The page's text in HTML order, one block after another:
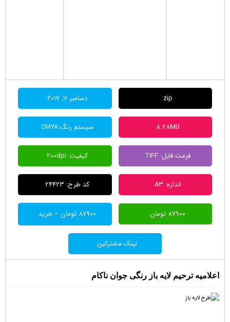
zip دسامبر 11, 2017
8.28MB سیستم رنگ:CMYK
فرمت فایل: TIFF کیفیت: 200dpi
اندازه: A3 کد طرح: 24423
87900 تومان 87900 تومان – خرید
لینک مشترکین
اعلامیه ترحیم لایه باز رنگی جوان ناکام